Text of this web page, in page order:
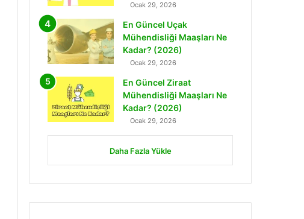
Ocak 29, 2026
En Güncel Uçak
Mühendisliği Maaşları Ne
Kadar? (2026)
Ocak 29, 2026
En Güncel Ziraat
Mühendisliği Maaşları Ne
Kadar? (2026)
Ocak 29, 2026
Daha Fazla Yükle